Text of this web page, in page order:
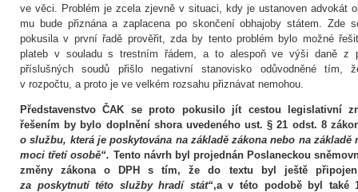
ve věci. Problém je zcela zjevně v situaci, kdy je ustanoven advokát
mu bude přiznána a zaplacena po skončení obhajoby státem. Zde
pokusila v první řadě prověřit, zda by tento problém bylo možné
plateb v souladu s trestním řádem, a to alespoň ve výši daně z
příslušných soudů přišlo negativní stanovisko odůvodněné tím,
v rozpočtu, a proto je ve velkém rozsahu přiznávat nemohou.
Představenstvo ČAK se proto pokusilo jít cestou legislativní
řešením by bylo doplnění shora uvedeného ust. § 21 odst. 8
o službu, která je poskytována na základě zákona nebo na
moci třetí osobě“. Tento návrh byl projednán Poslaneckou
změny zákona o DPH s tím, že do textu byl ještě
za poskytnutí této služby hradí stát“,a v této podobě byl také